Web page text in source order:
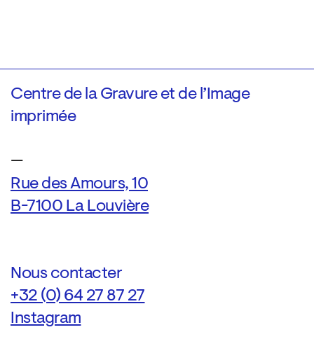
Centre de la Gravure et de l’Image
imprimée
—
Rue des Amours, 10
B-7100 La Louvière
Nous contacter
+32 (0) 64 27 87 27
Instagram